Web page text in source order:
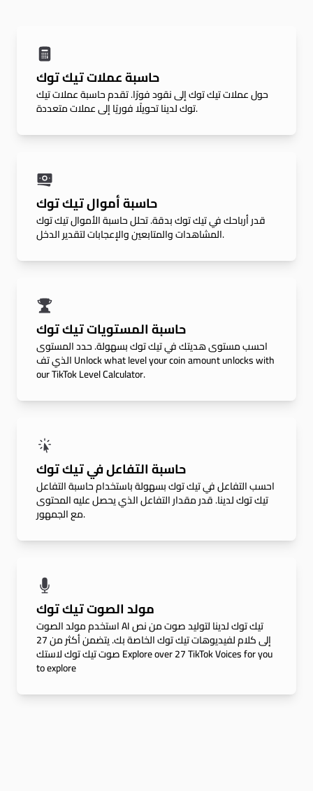
حاسبة عملات تيك توك
حول عملات تيك توك إلى نقود فورًا. تقدم حاسبة عملات تيك
توك لدينا تحويلًا فوريًا إلى عملات متعددة.
حاسبة أموال تيك توك
قدر أرباحك في تيك توك بدقة. تحلل حاسبة الأموال تيك توك
المشاهدات والمتابعين والإعجابات لتقدير الدخل.
حاسبة المستويات تيك توك
احسب مستوى هديتك في تيك توك بسهولة. حدد المستوى
الذي تف Unlock what level your coin amount unlocks with
our TikTok Level Calculator.
حاسبة التفاعل في تيك توك
احسب التفاعل في تيك توك بسهولة باستخدام حاسبة التفاعل
تيك توك لدينا. قدر مقدار التفاعل الذي يحصل عليه المحتوى
مع الجمهور.
مولد الصوت تيك توك
استخدم مولد الصوت AI تيك توك لدينا لتوليد صوت من نص
إلى كلام لفيديوهات تيك توك الخاصة بك. يتضمن أكثر من 27
صوت تيك توك لاستك Explore over 27 TikTok Voices for you
to explore